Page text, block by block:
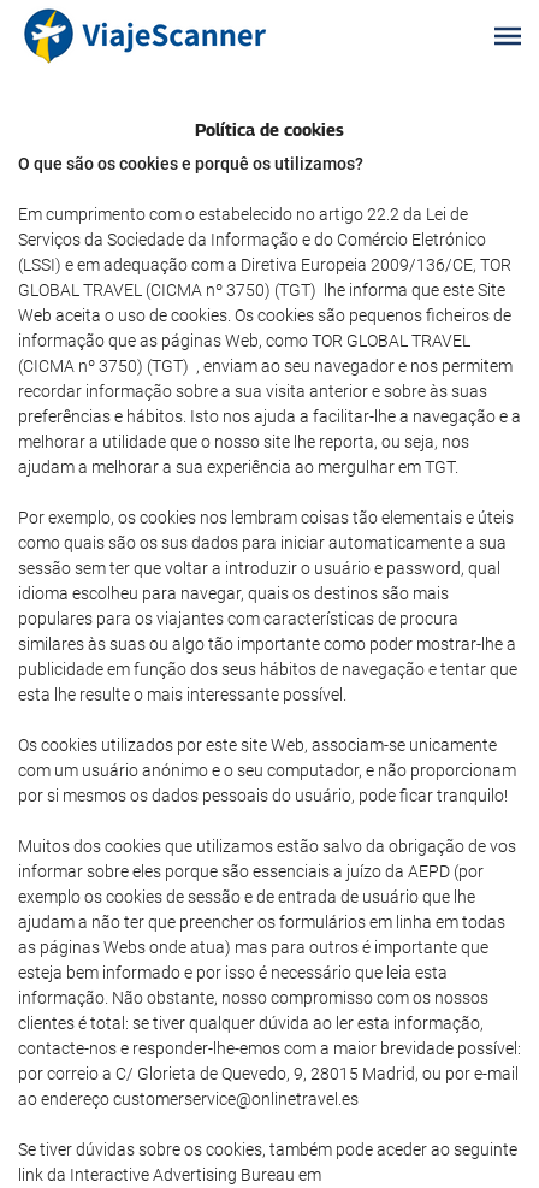
Política de cookies
O que são os cookies e porquê os utilizamos?
Em cumprimento com o estabelecido no artigo 22.2 da Lei de
Serviços da Sociedade da Informação e do Comércio Eletrónico
(LSSI) e em adequação com a Diretiva Europeia 2009/136/CE, TOR
GLOBAL TRAVEL (CICMA nº 3750) (TGT) lhe informa que este Site
Web aceita o uso de cookies. Os cookies são pequenos ficheiros de
informação que as páginas Web, como TOR GLOBAL TRAVEL
(CICMA nº 3750) (TGT) , enviam ao seu navegador e nos permitem
recordar informação sobre a sua visita anterior e sobre às suas
preferências e hábitos. Isto nos ajuda a facilitar-lhe a navegação e a
melhorar a utilidade que o nosso site lhe reporta, ou seja, nos
ajudam a melhorar a sua experiência ao mergulhar em TGT.
Por exemplo, os cookies nos lembram coisas tão elementais e úteis
como quais são os sus dados para iniciar automaticamente a sua
sessão sem ter que voltar a introduzir o usuário e password, qual
idioma escolheu para navegar, quais os destinos são mais
populares para os viajantes com características de procura
similares às suas ou algo tão importante como poder mostrar-lhe a
publicidade em função dos seus hábitos de navegação e tentar que
esta lhe resulte o mais interessante possível.
Os cookies utilizados por este site Web, associam-se unicamente
com um usuário anónimo e o seu computador, e não proporcionam
por si mesmos os dados pessoais do usuário, pode ficar tranquilo!
Muitos dos cookies que utilizamos estão salvo da obrigação de vos
informar sobre eles porque são essenciais a juízo da AEPD (por
exemplo os cookies de sessão e de entrada de usuário que lhe
ajudam a não ter que preencher os formulários em linha em todas
as páginas Webs onde atua) mas para outros é importante que
esteja bem informado e por isso é necessário que leia esta
informação. Não obstante, nosso compromisso com os nossos
clientes é total: se tiver qualquer dúvida ao ler esta informação,
contacte-nos e responder-lhe-emos com a maior brevidade possível:
por correio a C/ Glorieta de Quevedo, 9, 28015 Madrid, ou por e-mail
ao endereço customerservice@onlinetravel.es
Se tiver dúvidas sobre os cookies, também pode aceder ao seguinte
link da Interactive Advertising Bureau em